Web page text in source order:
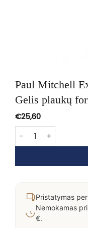
Paul Mitchell Extra Body Sculpting Gel
Gelis plaukų
€25,60
produkto kiekis:
Pristatymas
Nemokamas
€.